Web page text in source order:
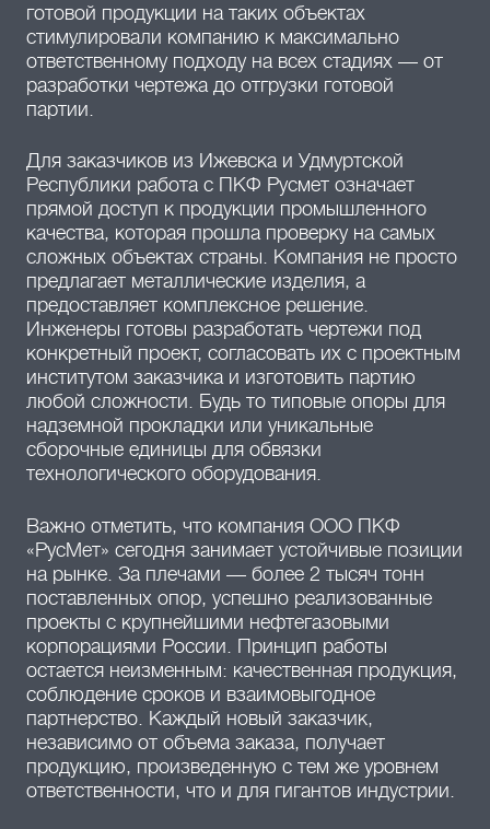
готовой продукции на таких объектах
стимулировали компанию к максимально
ответственному подходу на всех стадиях — от
разработки чертежа до отгрузки готовой
партии.
Для заказчиков из Ижевска и Удмуртской
Республики работа с ПКФ Русмет означает
прямой доступ к продукции промышленного
качества, которая прошла проверку на самых
сложных объектах страны. Компания не просто
предлагает металлические изделия, а
предоставляет комплексное решение.
Инженеры готовы разработать чертежи под
конкретный проект, согласовать их с проектным
институтом заказчика и изготовить партию
любой сложности. Будь то типовые опоры для
надземной прокладки или уникальные
сборочные единицы для обвязки
технологического оборудования.
Важно отметить, что компания ООО ПКФ
«РусМет» сегодня занимает устойчивые позиции
на рынке. За плечами — более 2 тысяч тонн
поставленных опор, успешно реализованные
проекты с крупнейшими нефтегазовыми
корпорациями России. Принцип работы
остается неизменным: качественная продукция,
соблюдение сроков и взаимовыгодное
партнерство. Каждый новый заказчик,
независимо от объема заказа, получает
продукцию, произведенную с тем же уровнем
ответственности, что и для гигантов индустрии.